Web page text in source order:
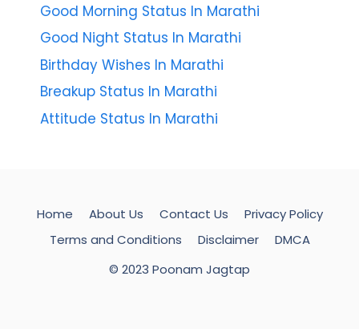
Good Morning Status In Marathi
Good Night Status In Marathi
Birthday Wishes In Marathi
Breakup Status In Marathi
Attitude Status In Marathi
Home About Us Contact Us
Privacy Policy
Terms and Conditions
Disclaimer
DMCA
© 2023 Poonam Jagtap